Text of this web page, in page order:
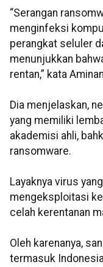
“Serangan
menginfeksi
perangkat seluler
menunjukkan
rentan,” kata
Dia menjelaskan,
yang memiliki
akademisi ahli,
ransomware.
Layaknya virus
mengeksploitasi
celah kerentanan
Oleh karenanya,
termasuk